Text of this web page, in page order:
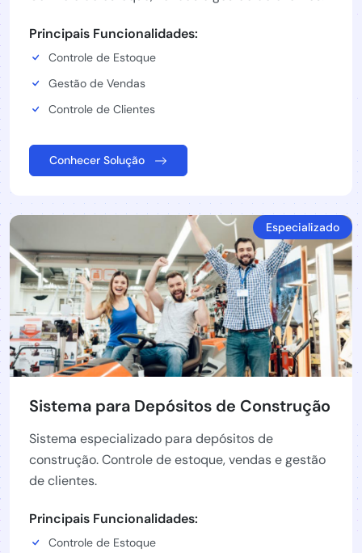
Principais Funcionalidades:
Controle de Estoque
Gestão de Vendas
Controle de Clientes
Conhecer Solução
Especializado
Sistema para Depósitos de Construção
Sistema especializado para depósitos de
construção. Controle de estoque, vendas e gestão
de clientes.
Principais Funcionalidades:
Controle de Estoque